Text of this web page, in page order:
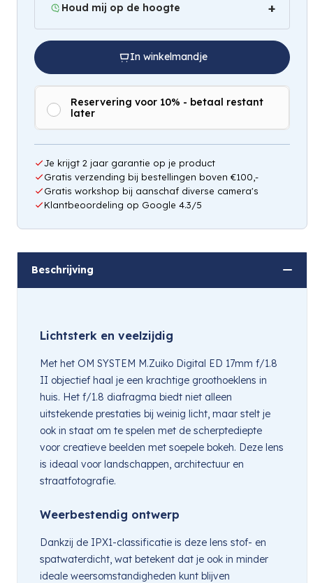
Houd mij op de hoogte
Hou mij op de hoogte
In winkelmandje
Reservering voor 10% - betaal restant
later
Je krijgt 2 jaar garantie op je product
Gratis verzending bij bestellingen boven €100,-
Gratis workshop bij aanschaf diverse camera's
Klantbeoordeling op Google 4.3/5
Beschrijving
Lichtsterk en veelzijdig
Met het OM SYSTEM M.Zuiko Digital ED 17mm f/1.8
II objectief haal je een krachtige groothoeklens in
huis. Het f/1.8 diafragma biedt niet alleen
uitstekende prestaties bij weinig licht, maar stelt je
ook in staat om te spelen met de scherptediepte
voor creatieve beelden met soepele bokeh. Deze lens
is ideaal voor landschappen, architectuur en
straatfotografie.
Weerbestendig ontwerp
Dankzij de IPX1-classificatie is deze lens stof- en
spatwaterdicht, wat betekent dat je ook in minder
ideale weersomstandigheden kunt blijven